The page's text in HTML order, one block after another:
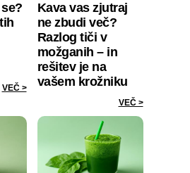
VEČ >
Kava vas zjutraj
ne zbudi več?
Razlog tiči v
možganih – in
rešitev je na
vašem krožniku
VEČ >